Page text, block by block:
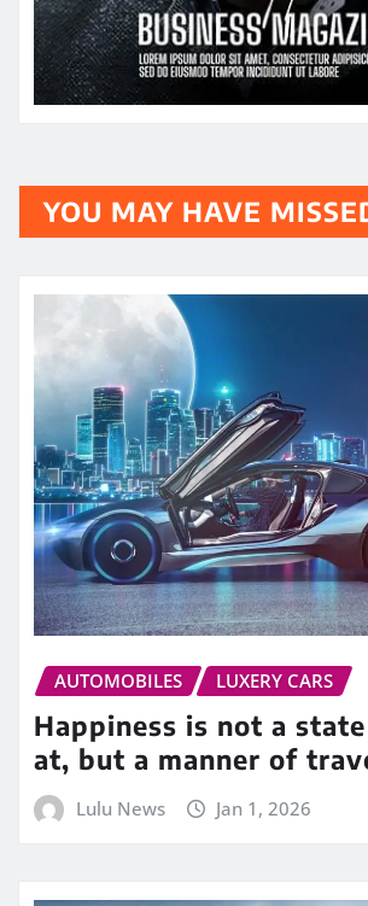
YOU MAY HAVE
AUTOMOBILES LUXERY CARS
Happiness is not a
at, but a manner of
Lulu News Jan 1, 2026